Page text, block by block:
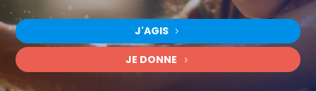
J'AGIS
JE DONNE